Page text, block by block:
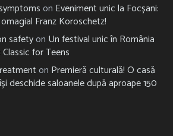
on Eveniment unic la Focșani:
Franz Koroschetz!
safetyon Un festival unic în România
for Teens
on Premieră culturală! O casă
deschide saloanele după aproape 150